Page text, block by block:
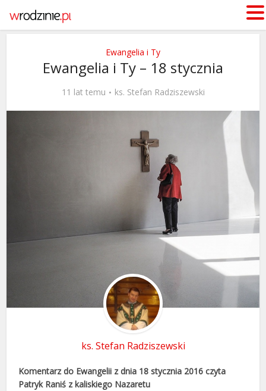
Ewangelia i Ty
Ewangelia i Ty – 18 stycznia
11 lat temu ks. Stefan Radziszewski
ks. Stefan Radziszewski
Komentarz do Ewangelii z dnia 18 stycznia 2016 czyta
Patryk Raniś z kaliskiego Nazaretu